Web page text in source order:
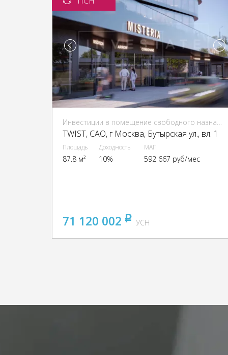
Инвестиции в помещение свободного назначения (ПСН)
TWIST, CАО, г Москва, Бутырская ул., вл. 1
Площадь
87.8 м²
Доходность
10%
МАП
592 667 руб/мес
71 120 002 pуб
УСН